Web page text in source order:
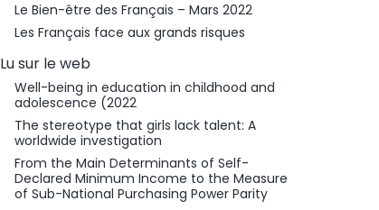
Le Bien-être des Français – Mars 2022
Les Français face aux grands risques
Lu sur le web
Well-being in education in childhood and
adolescence (2022
The stereotype that girls lack talent: A
worldwide investigation
From the Main Determinants of Self-
Declared Minimum Income to the Measure
of Sub-National Purchasing Power Parity